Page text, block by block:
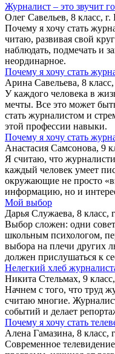
Журналист – это звучит
Олег Савельев, 8 класс, г.
Почему я хочу стать
читаю, развивая свой
наблюдать, подмечать и
неординарное.
Почему я хочу стать
Арина Савельева, 8
У каждого человека в
мечты. Все это может
стать журналистом и
этой профессии навыки.
Почему я хочу стать
Анастасия Самсонова, 9
Я считаю, что
каждый человек умеет
окружающие не просто
информацию, но и
Мой выбор
Дарья Служаева, 8 класс,
Выбор сложен: одни
школьным психологом,
выбора на плечи других
должен прислушаться к
Нелегкий хлеб
Никита Стельмах, 9
Начнем с того, что труд
считаю многие.
событий и делает
Почему я хочу стать
Алена Гамазина, 8 класс,
Современное